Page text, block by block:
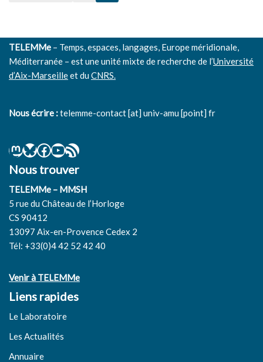
TELEMMe – Temps, espaces, langages, Europe méridionale,
Méditerranée – est une unité mixte de recherche de l’Université
d’Aix-Marseilleet duCNRS.
Nous écrire :telemme-contact [at] univ-amu [point] fr
Nous trouver
TELEMMe – MMSH
5 rue du Château de l’Horloge
CS 90412
13097 Aix-en-Provence Cedex 2
Tél: +33(0)4 42 52 42 40
Venir à TELEMMe
Liens rapides
Le Laboratoire
Les Actualités
Annuaire